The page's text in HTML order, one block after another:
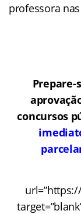
professora
concursos